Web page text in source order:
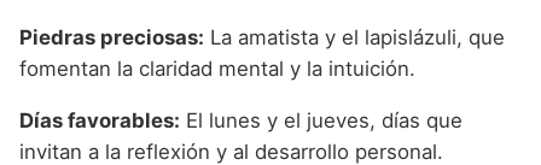
Piedras preciosas: La amatista y el lapislázuli, que
fomentan la claridad mental y la intuición.
Días favorables: El lunes y el jueves, días que
invitan a la reflexión y al desarrollo personal.